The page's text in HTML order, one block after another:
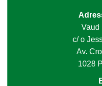
Vaud
c/ o
Av.
1028